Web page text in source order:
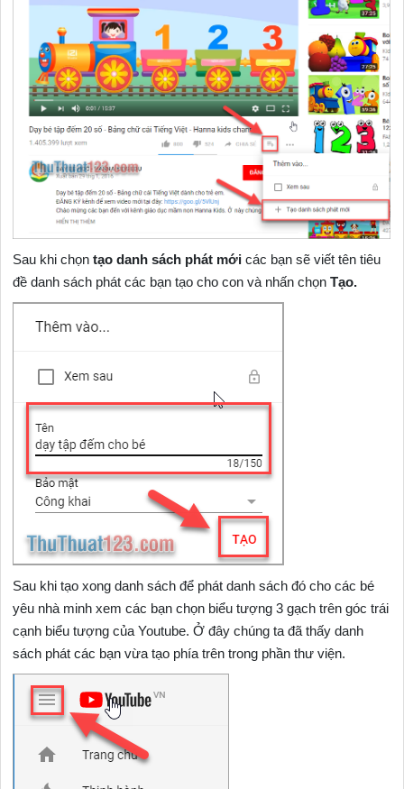
Sau khi chọntạo danh sách phát mới các bạn sẽ viết tên tiêu
đề danh sách phát các bạn tạo cho con và nhấn chọnTạo.
Sau khi tạo xong danh sách để phát danh sách đó cho các bé
yêu nhà minh xem các bạn chọn biểu tượng 3 gạch trên góc trái
cạnh biểu tượng của Youtube. Ở đây chúng ta đã thấy danh
sách phát các bạn vừa tạo phía trên trong phần thư viện.